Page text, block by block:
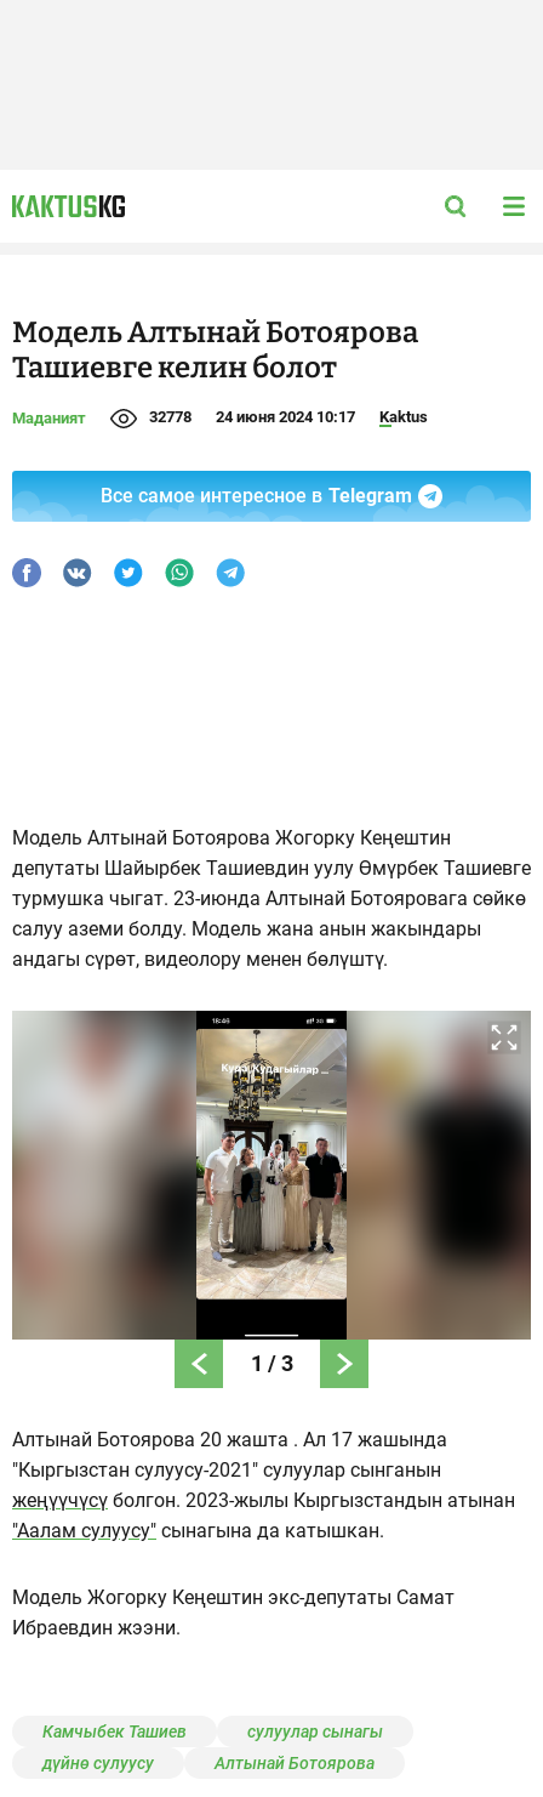
Модель Алтынай Ботоярова
Ташиевге келин болот
Маданият 32778 24 июня 2024 10:17 Kaktus
Все самое интересное в Telegram
Модель Алтынай Ботоярова Жогорку Кеңештин
депутаты Шайырбек Ташиевдин уулу Өмүрбек Ташиевге
турмушка чыгат. 23-июнда Алтынай Ботояровага сөйкө
салуу аземи болду. Модель жана анын жакындары
андагы сүрөт, видеолору менен бөлүштү.
1 /3
Алтынай Ботоярова 20 жашта . Ал 17 жашында
"Кыргызстан сулуусу-2021" сулуулар сынганын
жеңүүчүсү болгон. 2023-жылы Кыргызстандын атынан
"Аалам сулуусу" сынагына да катышкан.
Модель Жогорку Кеңештин экс-депутаты Самат
Ибраевдин жээни.
Камчыбек Ташиев
сулуулар сынагы
дүйнө сулуусу
Алтынай Ботоярова